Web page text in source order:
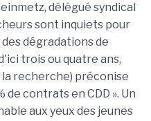
délégué syndical
sont inquiets pour
dégradations de
trois ou quatre ans,
recherche) préconise
contrats en CDD ». Un
aux yeux des jeunes